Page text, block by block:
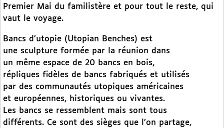
Premier Mai du familistère et pour tout le reste, qui
vaut le voyage.
Bancs d’utopie (Utopian Benches) est
une sculpture formée par la réunion dans
un même espace de 20 bancs en bois,
répliques fidèles de bancs fabriqués et utilisés
par des communautés utopiques américaines
et européennes, historiques ou vivantes.
Les bancs se ressemblent mais sont tous
différents. Ce sont des sièges que l’on partage,